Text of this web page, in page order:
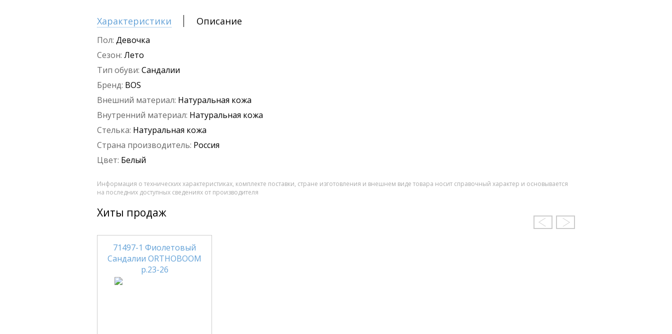
Характеристики Описание
Пол: Девочка
Сезон: Лето
Тип обуви: Сандалии
Бренд: BOS
Внешний материал: Натуральная кожа
Внутренний материал: Натуральная кожа
Стелька: Натуральная кожа
Страна производитель: Россия
Цвет: Белый
Информация о технических характеристиках, комплекте поставки, стране изготовления и внешнем виде товара носит справочный характер и основывается
на последних доступных сведениях от производителя
Хиты продаж
71497-1 Фиолетовый
Сандалии ORTHOBOOM
р.23-26